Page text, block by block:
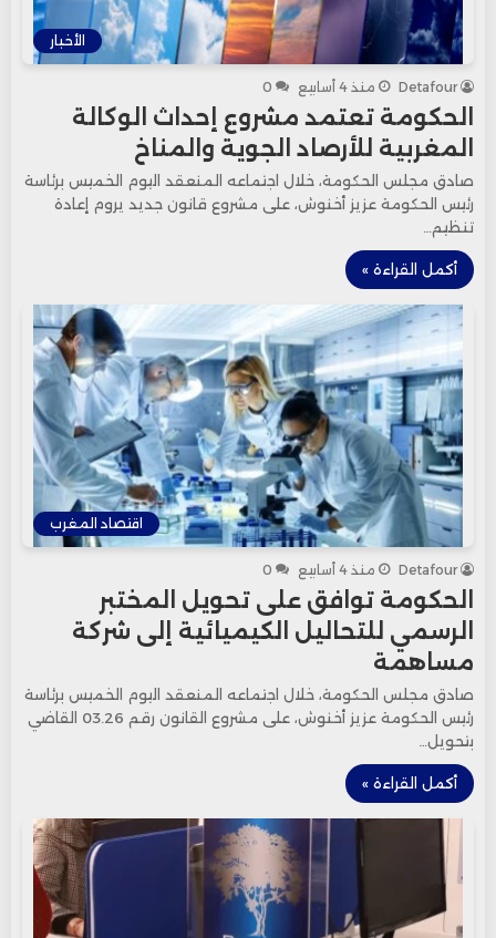
الأخبار
Detafour منذ 4 أسابيع 0
الحكومة تعتمد مشروع إحداث الوكالة
المغربية للأرصاد الجوية والمناخ
صادق مجلس الحكومة، خلال اجتماعه المنعقد اليوم الخميس برئاسة
رئيس الحكومة عزيز أخنوش، على مشروع قانون جديد يروم إعادة
تنظيم…
أكمل القراءة »
اقتصاد المغرب
Detafour منذ 4 أسابيع 0
الحكومة توافق على تحويل المختبر
الرسمي للتحاليل الكيميائية إلى شركة
مساهمة
صادق مجلس الحكومة، خلال اجتماعه المنعقد اليوم الخميس برئاسة
رئيس الحكومة عزيز أخنوش، على مشروع القانون رقم 03.26 القاضي
بتحويل…
أكمل القراءة »